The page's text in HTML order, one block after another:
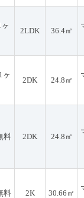
2LDK 36.4㎡
ヶ
2DK 24.8㎡
料 2DK 24.8㎡
料 2K 30.66㎡